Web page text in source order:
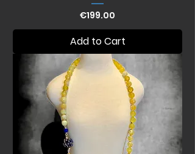
Price
€199.00
Add to Cart